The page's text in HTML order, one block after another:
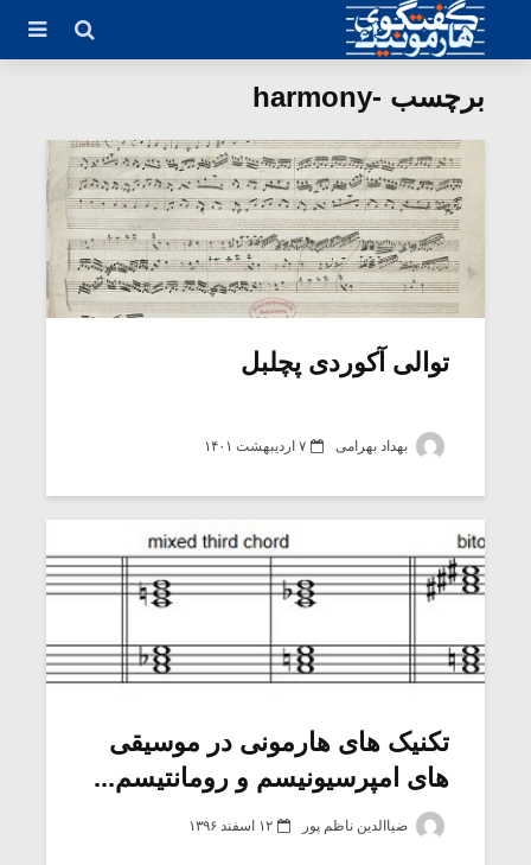
برچسب -harmony
توالی آکوردی پچلبل
بهداد بهرامی ۷ اردیبهشت ۱۴۰۱
تکنیک های هارمونی در موسیقی
های امپرسیونیسم و رومانتیسم...
ضیاالدین ناظم پور ۱۲ اسفند ۱۳۹۶